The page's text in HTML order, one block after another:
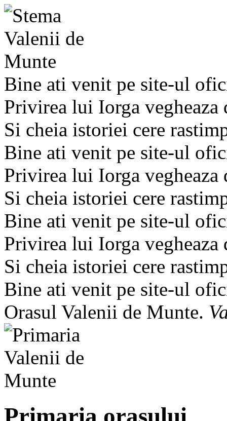
Bine ati venit pe site-ul
Privirea lui Iorga
Si cheia istoriei cere
Bine ati venit pe site-ul
Privirea lui Iorga
Si cheia istoriei cere
Bine ati venit pe site-ul
Privirea lui Iorga
Si cheia istoriei cere
Bine ati venit pe site-ul
Orasul Valenii de Munte.